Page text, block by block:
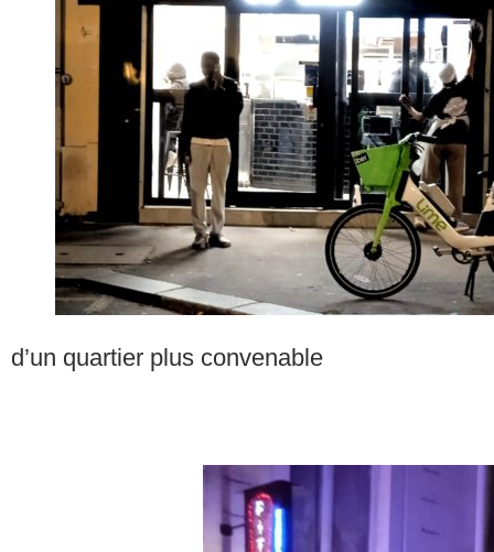
d’un quartier plus convenable